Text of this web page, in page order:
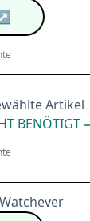
Artikel
BENÖTIGT